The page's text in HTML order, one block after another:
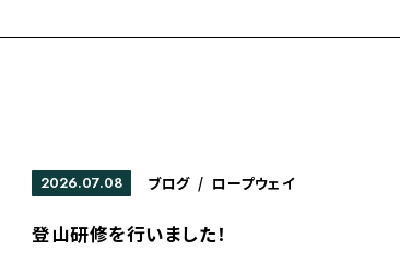
2026.07.08 ブログ / ロープウェイ
登山研修を行いました！